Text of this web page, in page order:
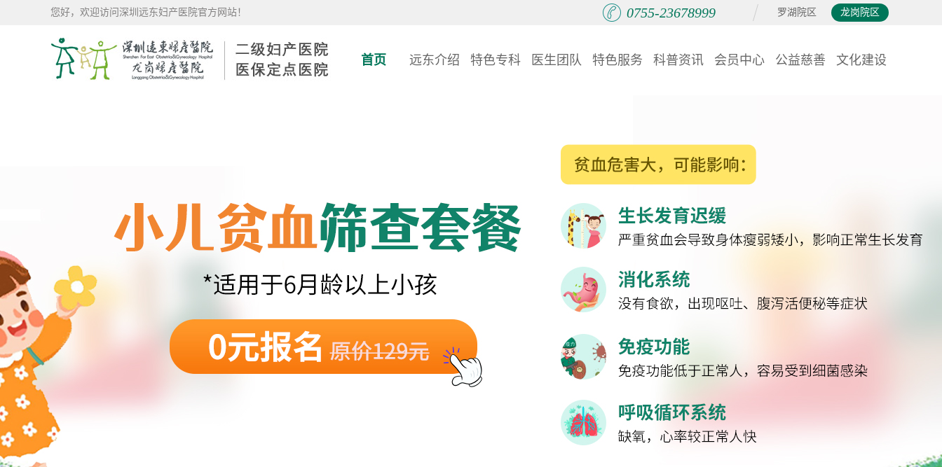
您好，欢迎访问深圳远东妇产医院官方网站！ 罗湖院区 龙岗院区
0755-23678999
首页 远东介绍 特色专科 医生团队 特色服务 科普资讯 会员中心 公益慈善 文化建设